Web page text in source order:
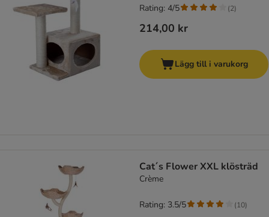
214,00 kr
Rating: 4/5 (2)
Lägg till i varukorg
Cat´s Flower XXL klösträd
Crème
Rating: 3.5/5 (10)